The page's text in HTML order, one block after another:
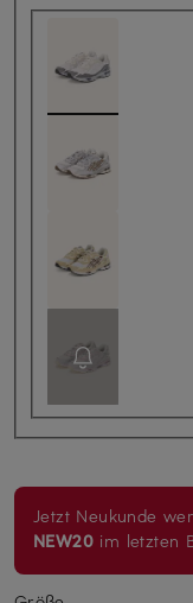
Jetzt Neukunde
NEW20 im letzten